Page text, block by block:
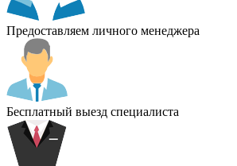
Предоставляем личного менеджера
Бесплатный выезд специалиста